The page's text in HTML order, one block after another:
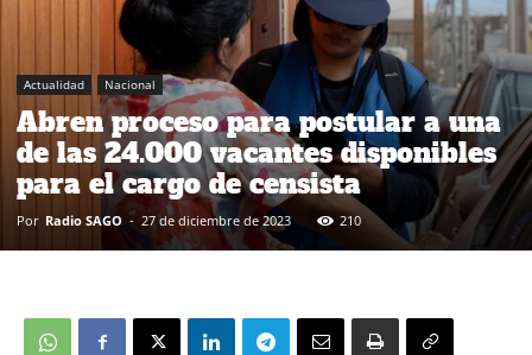
Actualidad Nacional
Abren proceso para postular a una
de las 24.000 vacantes disponibles
para el cargo de censista
Por Radio SAGO - 27 de diciembre de 2023 210